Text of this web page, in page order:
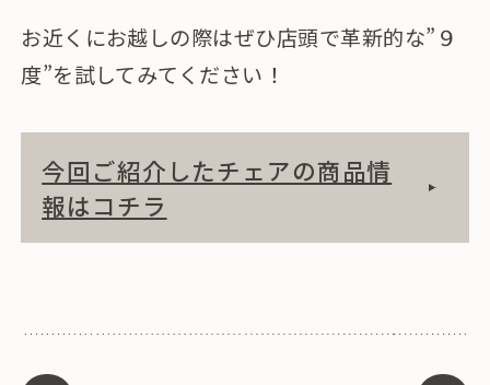
お近くにお越しの際はぜひ店頭で革新的な”９
度”を試してみてください！
今回ご紹介したチェアの商品情
報はコチラ